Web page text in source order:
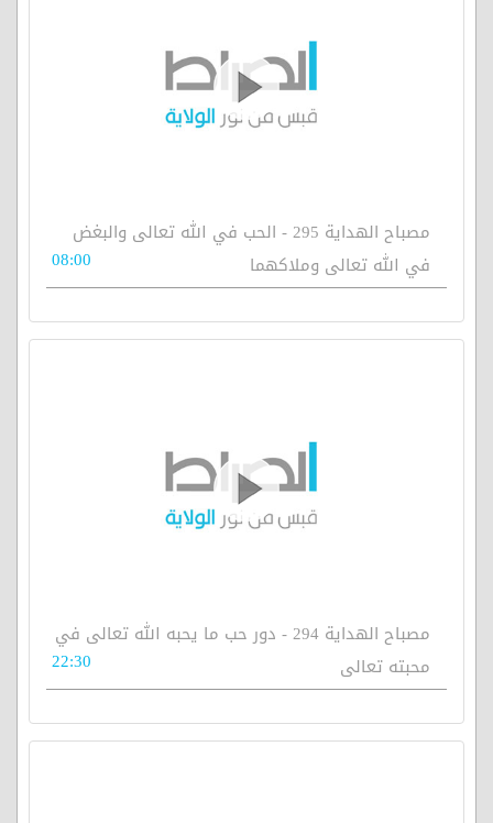
مصباح الهداية 295 - الحب في الله تعالى والبغض
في الله تعالى وملاكهما
08:00
مصباح الهداية 294 - دور حب ما يحبه الله تعالى في
محبته تعالى
22:30